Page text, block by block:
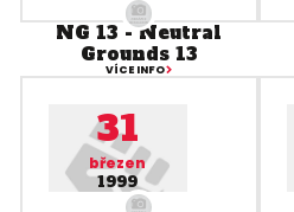
NG 13 - Neutral
Grounds 13
VÍCE INFO
31
březen
1999